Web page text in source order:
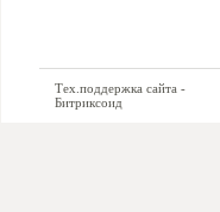
Тех.поддержка сайта -
Битриксоид